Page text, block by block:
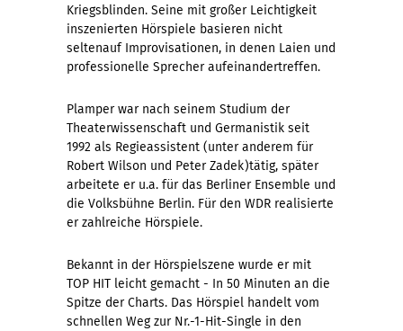
Kriegsblinden. Seine mit großer Leichtigkeit
inszenierten Hörspiele basieren nicht
seltenauf Improvisationen, in denen Laien und
professionelle Sprecher aufeinandertreffen.
Plamper war nach seinem Studium der
Theaterwissenschaft und Germanistik seit
1992 als Regieassistent (unter anderem für
Robert Wilson und Peter Zadek)tätig, später
arbeitete er u.a. für das Berliner Ensemble und
die Volksbühne Berlin. Für den WDR realisierte
er zahlreiche Hörspiele.
Bekannt in der Hörspielszene wurde er mit
TOP HIT leicht gemacht - In 50 Minuten an die
Spitze der Charts. Das Hörspiel handelt vom
schnellen Weg zur Nr.-1-Hit-Single in den